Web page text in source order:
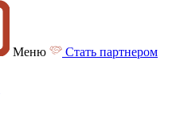
Меню
Стать партнером